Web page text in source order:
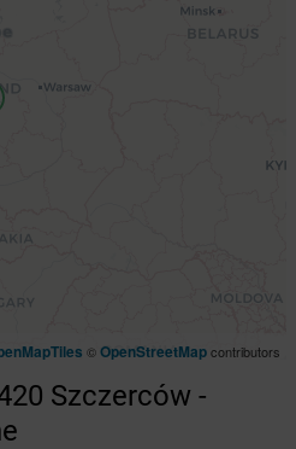
©OpenStreetMapcontributors
Szczerców -